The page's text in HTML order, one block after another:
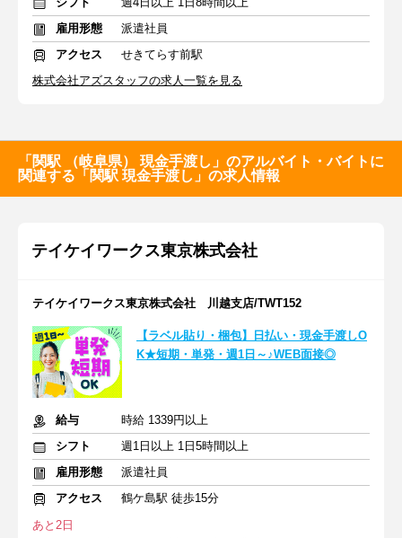
雇用形態
派遣社員
アクセス
せきてらす前駅
株式会社アズスタッフの求人一覧を見る
「関駅 （岐阜県） 現金手渡し」のアルバイト・バイトに
関連する「関駅 現金手渡し」の求人情報
テイケイワークス東京株式会社
テイケイワークス東京株式会社 川越支店/TWT152
【ラベル貼り・梱包】日払い・現金手渡しO
K★短期・単発・週1日～♪WEB面接◎
給与
時給 1339円以上
シフト
週1日以上 1日5時間以上
雇用形態
派遣社員
アクセス
鶴ケ島駅 徒歩15分
あと2日